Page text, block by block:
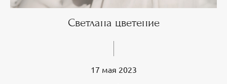
Светлана цветение
17 мая 2023